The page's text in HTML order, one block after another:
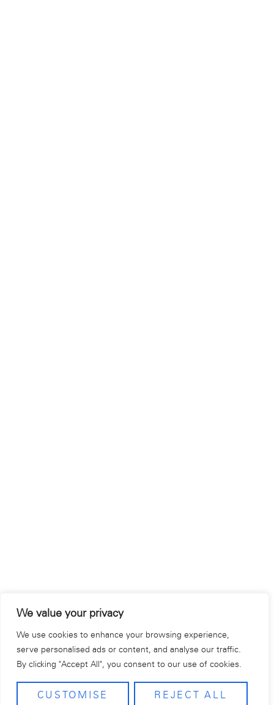
We value your privacy
We use cookies to enhance your browsing experience,
serve personalised ads or content, and analyse our traffic.
By clicking "Accept All", you consent to our use of cookies.
CUSTOMISE REJECT ALL